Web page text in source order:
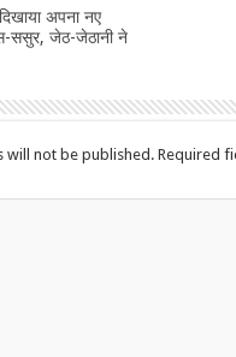
अपना नए
ससुर, जेठ-जेठानी ने
will not be published. Required